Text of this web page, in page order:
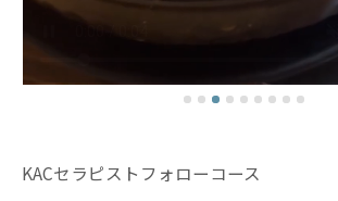
KACセラピストフォローコース